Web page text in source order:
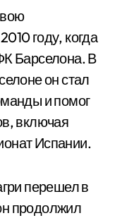
году, когда
Барселона. В
он стал
и помог
включая
Испании.
перешел в
продолжил